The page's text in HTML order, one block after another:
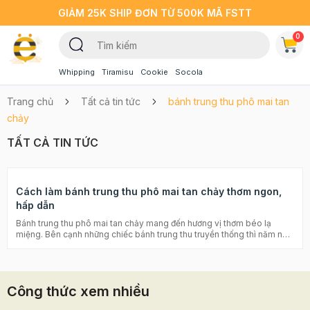
GIẢM 25K SHIP ĐƠN TỪ 500K MÃ FSTT
Whipping Tiramisu Cookie Socola
0
Trang chủ Tất cả tin tức
bánh trung thu phô mai tan
chảy
TẤT CẢ TIN TỨC
Cách làm bánh trung thu phô mai tan chảy thơm ngon,
hấp dẫn
Bánh trung thu phô mai tan chảy mang đến hương vị thơm béo lạ
miệng. Bên cạnh những chiếc bánh trung thu truyền thống thì năm nay
quả Sữa tươi có đường: 450 ml Trứng vịt muối: 8 quả Đường: 40g Sữa
tươi có đường : 450ml Cách làm bánh trung thu phô mai Bước 1: Làm
Công thức xem nhiều